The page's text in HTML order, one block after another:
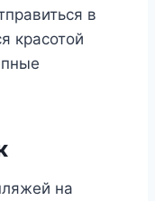
в
красотой
на